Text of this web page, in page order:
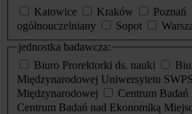
Katowice
Kraków Poznań
ogólnouczelniany
Sopot
jednostka badawcza:
Biuro Prorektorki ds. nauki
Międzynarodowej Uniwersytetu SWPS
Międzynarodowej
Centrum
Centrum Badań nad Ekonomiką